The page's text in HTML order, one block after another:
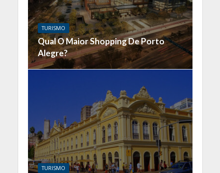
TURISMO
Qual O Maior Shopping De Porto
Alegre?
TURISMO